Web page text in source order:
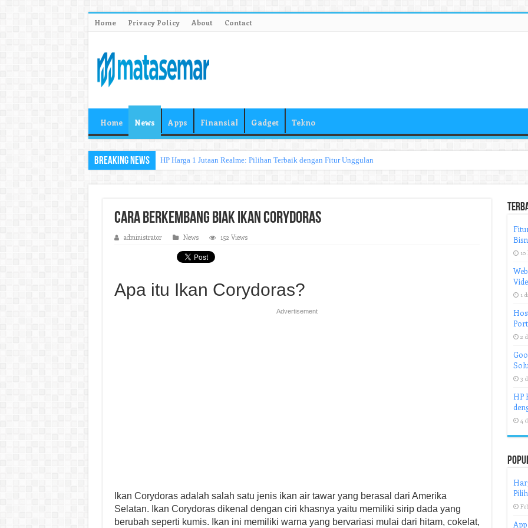
Home Privacy Policy About Contact
Home News Apps Finansial Gadget Tekno
Breaking News HP Harga 1 Jutaan Realme: Pilihan Terbaik dengan Fitur Unggulan
Cara Berkembang Biak Ikan Corydoras
administrator News 152 Views
Apa itu Ikan Corydoras?
Advertisement
Ikan Corydoras adalah salah satu jenis ikan air tawar yang berasal dari Amerika
Selatan. Ikan Corydoras dikenal dengan ciri khasnya yaitu memiliki sirip dada yang
berubah seperti kumis. Ikan ini memiliki warna yang bervariasi mulai dari hitam, cokelat,
1
2
3
HP
4